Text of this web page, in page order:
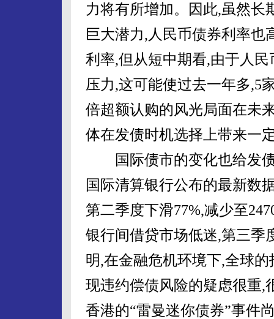
力将有所增加。因此,虽然长
巨大潜力,人民币债券利率
利率,但从短中期看,由于人
压力,这可能使过去一年多,5
倍超额认购的风光局面在未
体在发债时机选择上带来一
国际债市的变化也给发债
国际清算银行公布的最新数
第二季度下滑77%,减少至
银行间借贷市场低迷,第三季
明,在金融危机环境下,全球
现违约偿债风险的疑虑很重,
香港的“雷曼迷你债券”事件